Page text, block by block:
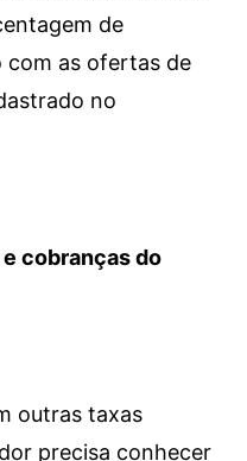
de
com as ofertas de
no
cobranças do
outras taxas
precisa conhecer